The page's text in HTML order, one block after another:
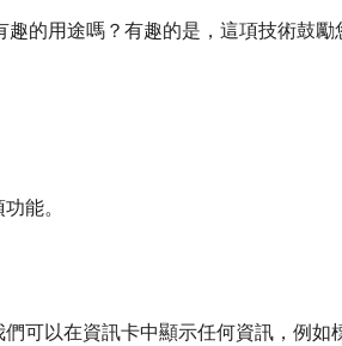
趣的用途嗎？有趣的是，這項技術鼓
能。
可以在資訊卡中顯示任何資訊，例如